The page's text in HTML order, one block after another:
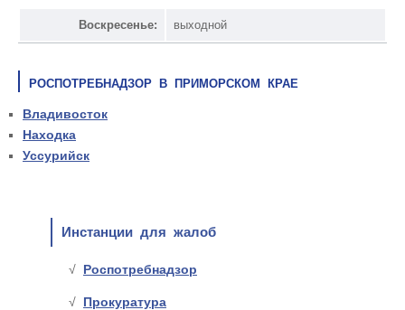
Воскресенье: выходной
РОСПОТРЕБНАДЗОР В ПРИМОРСКОМ КРАЕ
Владивосток
Находка
Уссурийск
Инстанции для жалоб
Роспотребнадзор
Прокуратура